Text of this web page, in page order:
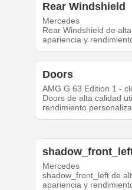
Rear Windshield
Mercedes
Rear Windshield de
apariencia y
Doors
AMG G 63 Edition 1 -
Doors de alta calidad
rendimiento
Mercedes
shadow_front_left de
apariencia y